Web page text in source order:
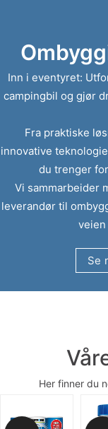
Inn i eventyret:
campingbil og gjør
Fra praktiske
innovative
du trenger
Vi sammarbeider
leverandør til
Se
Her finner du